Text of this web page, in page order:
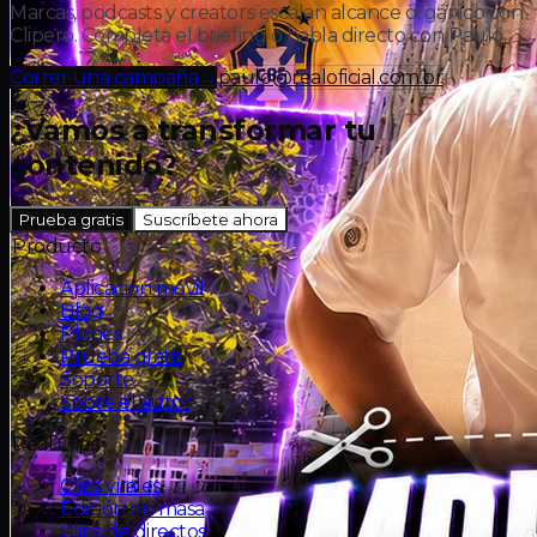
R$ 10Ken premios
Marcas, podcasts y creators escalan alcance orgánico con
Clipero. Completa el briefing o habla directo con Paulo.
Correr una campaña→ paulo@realoficial.com.br
¿Vamos a transformar tu
contenido?
Prueba gratis Suscríbete ahora
Producto
Aplicación móvil
Blog
Planes
Prueba gratis
Soporte
Sobre el autor
Real Clips
Clips virales
Edición en masa
Clips de directos